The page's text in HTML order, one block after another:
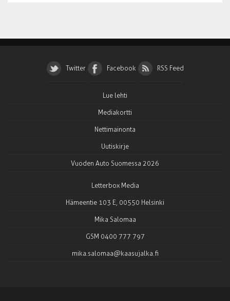
Twitter Facebook RSS Feed
Lue lehti
Mediakortti
Nettimainonta
Uutiskirje
Vuoden Auto Suomessa 2026
Letterbox Media
Hämeentie 103 E, 00550 Helsinki
Mika Salomaa
GSM 0400 777 797
mika.salomaa@kaasujalka.fi